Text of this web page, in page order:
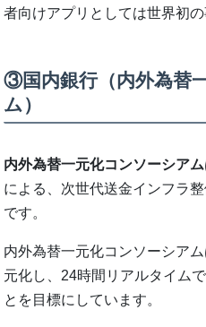
者向けアプリとしては世界初の
③国内銀行（内外為替
ム）
内外為替一元化コンソーシアム
による、次世代送金インフラ
です。
内外為替一元化コンソーシア
元化し、24時間リアルタイム
とを目標にしています。